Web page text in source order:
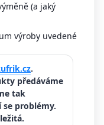
(a jaký
výroby uvedené
.
předáváme
tak
problémy.